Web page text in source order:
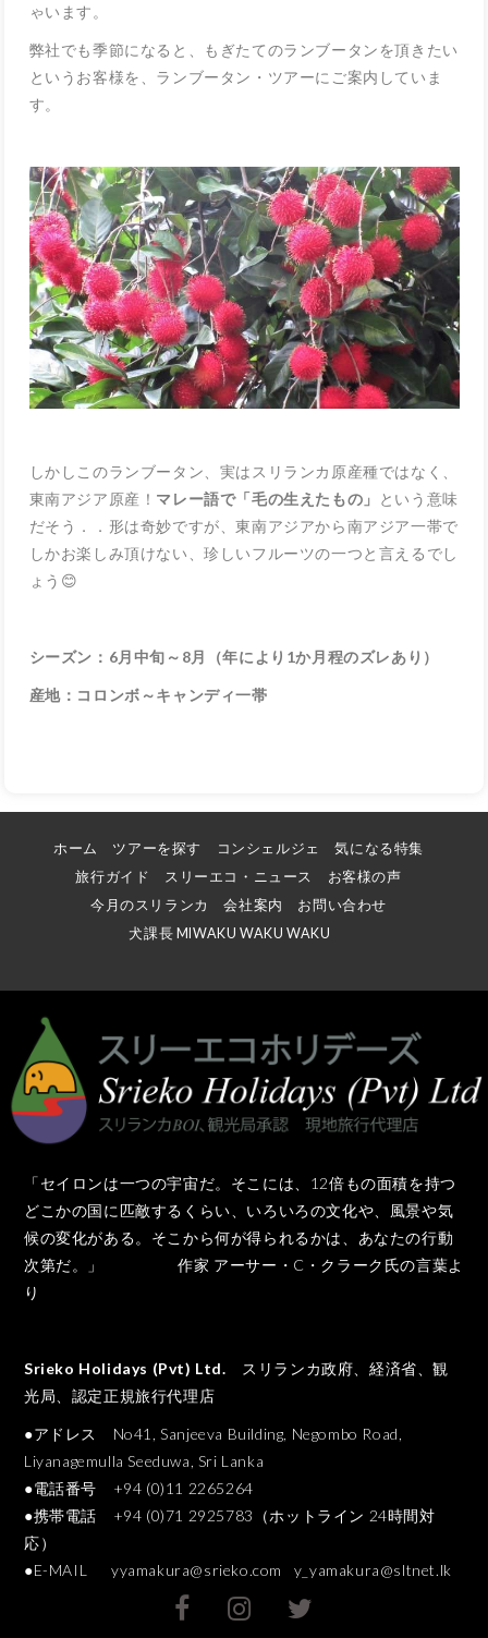
ゃいます。
弊社でも季節になると、もぎたてのランブータンを頂きたい
というお客様を、ランブータン・ツアーにご案内していま
す。
しかしこのランブータン、実はスリランカ原産種ではなく、
東南アジア原産！ マレー語で「毛の生えたもの」 という意味
だそう．．形は奇妙ですが、東南アジアから南アジア一帯で
しかお楽しみ頂けない、珍しいフルーツの一つと言えるでし
ょう😊
シーズン：6月中旬～8月（年により1か月程のズレあり）
産地：コロンボ～キャンディ一帯
ホーム ツアーを探す コンシェルジェ
気になる特集
旅行ガイド
スリーエコ・ニュース
お客様の声
今月のスリランカ
会社案内
お問い合わせ
犬課長 MIWAKU WAKU WAKU
「セイロンは一つの宇宙だ。そこには、12倍もの面積を持つ
どこかの国に匹敵するくらい、いろいろの文化や、風景や気
候の変化がある。そこから何が得られるかは、あなたの行動
次第だ。」 作家 アーサー・C・クラーク氏の言葉よ
り
Srieko Holidays (Pvt) Ltd. スリランカ政府、経済省、観
光局、認定正規旅行代理店
●アドレス No41, Sanjeeva Building, Negombo Road,
Liyanagemulla Seeduwa, Sri Lanka
●電話番号 +94 (0)11 2265264
●携帯電話 +94 (0)71 2925783（ホットライン 24時間対
応）
●E-MAIL yyamakura@srieko.com y_yamakura@sltnet.lk